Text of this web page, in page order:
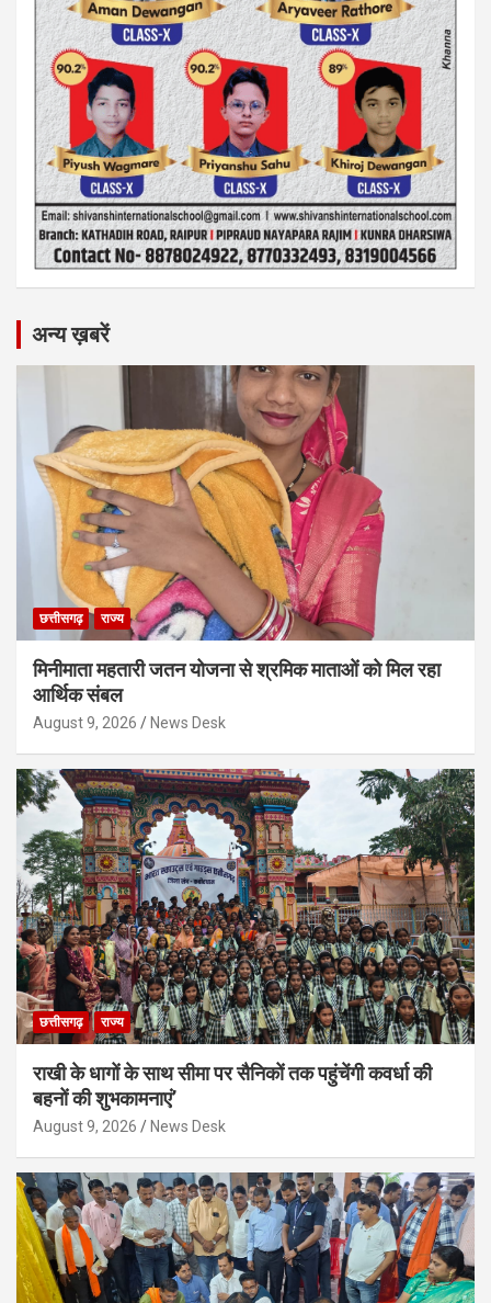
अन्य ख़बरें
छत्तीसगढ़ राज्य
मिनीमाता महतारी जतन योजना से श्रमिक माताओं को मिल रहा
आर्थिक संबल
August 9, 2026 News Desk
छत्तीसगढ़ राज्य
राखी के धागों के साथ सीमा पर सैनिकों तक पहुंचेंगी कवर्धा की
बहनों की शुभकामनाएं’
August 9, 2026 News Desk